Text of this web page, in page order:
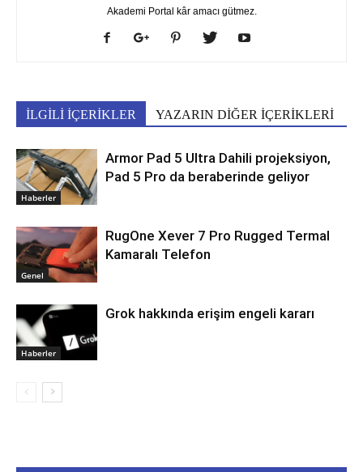
Akademi Portal kâr amacı gütmez.
İLGİLİ İÇERİKLER YAZARIN DİĞER İÇERİKLERİ
Haberler
Armor Pad 5 Ultra Dahili projeksiyon,
Pad 5 Pro da beraberinde geliyor
Genel
RugOne Xever 7 Pro Rugged Termal
Kamaralı Telefon
Haberler
Grok hakkında erişim engeli kararı